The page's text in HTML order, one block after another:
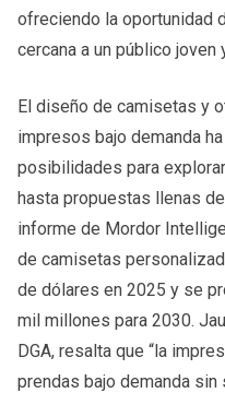
ofreciendo la oportunidad
cercana a un público joven
El diseño de camisetas y
impresos bajo demanda
posibilidades para
hasta propuestas llenas
informe de Mordor
de camisetas
de dólares en 2025 y se
mil millones para 2030.
DGA, resalta que “la
prendas bajo demanda